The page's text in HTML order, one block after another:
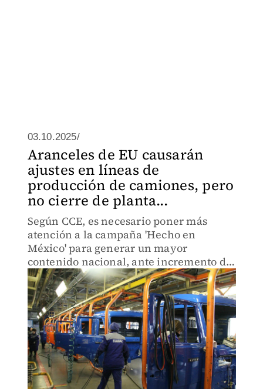
03.10.2025/
Aranceles de EU causarán
ajustes en líneas de
producción de camiones, pero
no cierre de planta...
Según CCE, es necesario poner más
atención a la campaña 'Hecho en
México' para generar un mayor
contenido nacional, ante incremento de
autos asiáticos.